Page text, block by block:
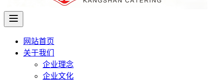
网站首页
关于我们
企业理念
企业文化